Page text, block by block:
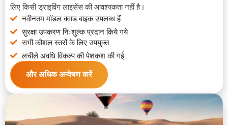
लिए किसी ड्राइविंग लाइसेंस की आवश्यकता नहीं है।
नवीनतम मॉडल क्वाड बाइक उपलब्ध हैं
सुरक्षा उपकरण निःशुल्क प्रदान किये गये
सभी कौशल स्तरों के लिए उपयुक्त
लचीले अवधि विकल्प की पेशकश की गई
और अधिक अन्वेषण करें